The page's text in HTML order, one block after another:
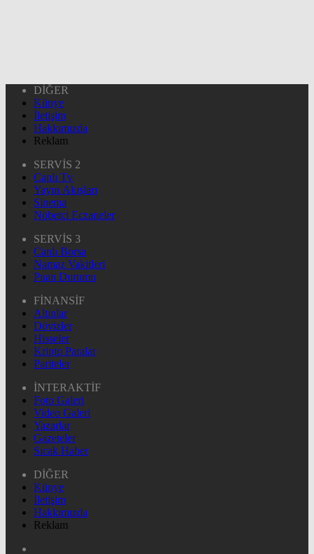
DİĞER
Künye
İletişim
Hakkımızda
Reklam
SERVİS 2
Canlı Tv
Yayın Akışları
Sinema
Nöbetçi Eczaneler
SERVİS 3
Canlı Borsa
Namaz Vakitleri
Puan Durumu
FİNANSİF
Altınlar
Dövizler
Hisseler
Kripto Paralar
Pariteler
İNTERAKTİF
Foto Galeri
Video Galeri
Yazarlar
Gazeteler
Sıcak Haber
DİĞER
Künye
İletişim
Hakkımızda
Reklam